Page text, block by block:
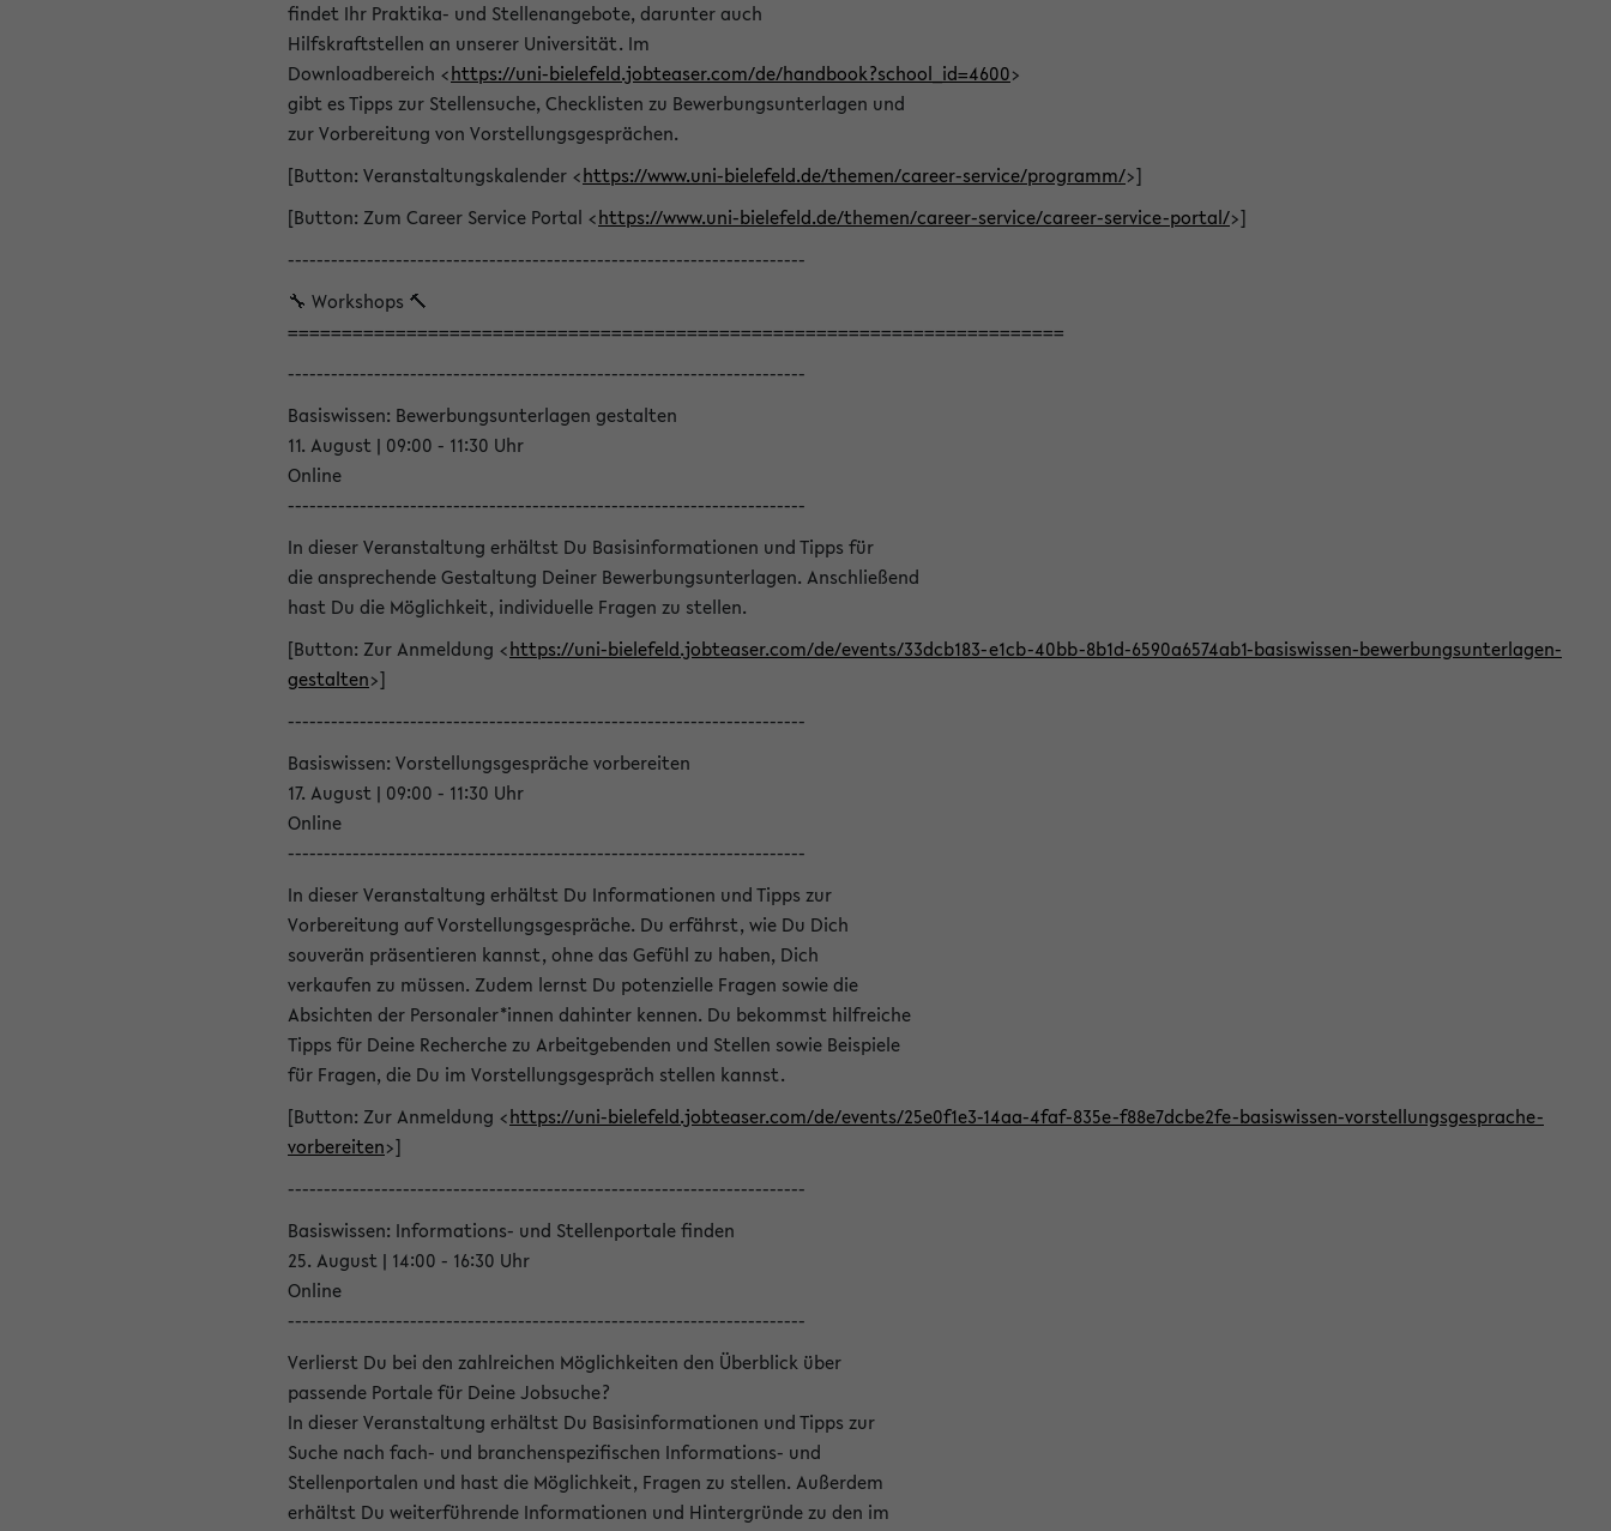
findet Ihr Praktika- und Stellenangebote, darunter auch
Hilfskraftstellen an unserer Universität. Im
Downloadbereich <https://uni-bielefeld.jobteaser.com/de/handbook?school_id=4600>
gibt es Tipps zur Stellensuche, Checklisten zu Bewerbungsunterlagen und
zur Vorbereitung von Vorstellungsgesprächen.
[Button: Veranstaltungskalender <https://www.uni-bielefeld.de/themen/career-service/programm/>]
[Button: Zum Career Service Portal <https://www.uni-bielefeld.de/themen/career-service/career-service-portal/>]
------------------------------------------------------------------------
🔧 Workshops 🔨
========================================================================
------------------------------------------------------------------------
Basiswissen: Bewerbungsunterlagen gestalten
11. August | 09:00 - 11:30 Uhr
Online
------------------------------------------------------------------------
In dieser Veranstaltung erhältst Du Basisinformationen und Tipps für
die ansprechende Gestaltung Deiner Bewerbungsunterlagen. Anschließend
hast Du die Möglichkeit, individuelle Fragen zu stellen.
[Button: Zur Anmeldung <https://uni-bielefeld.jobteaser.com/de/events/33dcb183-e1cb-40bb-8b1d-6590a6574ab1-basiswissen-bewerbungsunterlagen-
gestalten>]
------------------------------------------------------------------------
Basiswissen: Vorstellungsgespräche vorbereiten
17. August | 09:00 - 11:30 Uhr
Online
------------------------------------------------------------------------
In dieser Veranstaltung erhältst Du Informationen und Tipps zur
Vorbereitung auf Vorstellungsgespräche. Du erfährst, wie Du Dich
souverän präsentieren kannst, ohne das Gefühl zu haben, Dich
verkaufen zu müssen. Zudem lernst Du potenzielle Fragen sowie die
Absichten der Personaler*innen dahinter kennen. Du bekommst hilfreiche
Tipps für Deine Recherche zu Arbeitgebenden und Stellen sowie Beispiele
für Fragen, die Du im Vorstellungsgespräch stellen kannst.
[Button: Zur Anmeldung <https://uni-bielefeld.jobteaser.com/de/events/25e0f1e3-14aa-4faf-835e-f88e7dcbe2fe-basiswissen-vorstellungsgesprache-
vorbereiten>]
------------------------------------------------------------------------
Basiswissen: Informations- und Stellenportale finden
25. August | 14:00 - 16:30 Uhr
Online
------------------------------------------------------------------------
Verlierst Du bei den zahlreichen Möglichkeiten den Überblick über
passende Portale für Deine Jobsuche?
In dieser Veranstaltung erhältst Du Basisinformationen und Tipps zur
Suche nach fach- und branchenspezifischen Informations- und
Stellenportalen und hast die Möglichkeit, Fragen zu stellen. Außerdem
erhältst Du weiterführende Informationen und Hintergründe zu den im